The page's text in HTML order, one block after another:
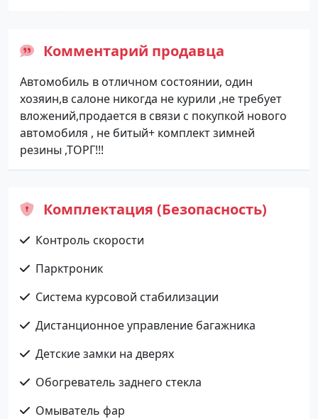
Комментарий продавца
Автомобиль в отличном состоянии, один
хозяин,в салоне никогда не курили ,не требует
вложений,продается в связи с покупкой нового
автомобиля , не битый+ комплект зимней
резины ,ТОРГ!!!
Комплектация (Безопасность)
Контроль скорости
Парктроник
Система курсовой стабилизации
Дистанционное управление багажника
Детские замки на дверях
Обогреватель заднего стекла
Омыватель фар